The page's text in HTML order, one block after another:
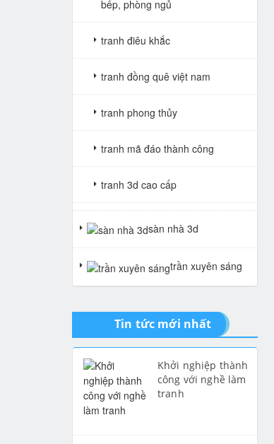
bếp, phòng ngủ
tranh điêu khắc
tranh đồng quê việt nam
tranh phong thủy
tranh mã đáo thành công
tranh 3d cao cấp
gió
tranh giả ngọc
sàn nhà 3d
trần xuyên sáng
Tin tức mới nhất
Khởi nghiệp thành
công với nghề làm
tranh